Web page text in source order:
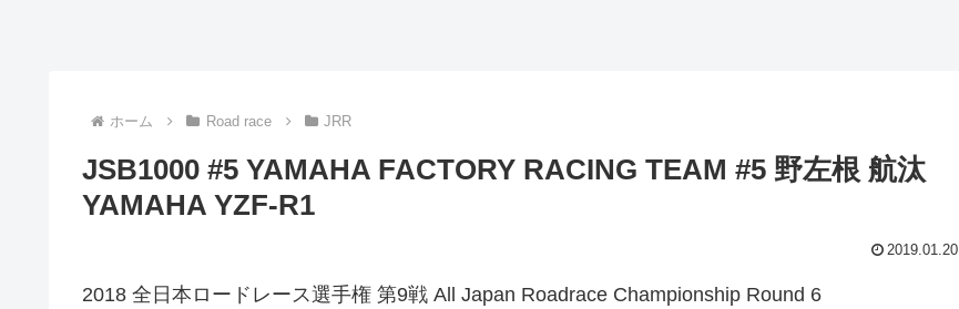
ホーム Road race JRR
JSB1000 #5 YAMAHA FACTORY RACING TEAM #5 野左根 航汰
YAMAHA YZF-R1
2019.01.20
2018 全日本ロードレース選手権 第9戦 All Japan Roadrace Championship Round 6